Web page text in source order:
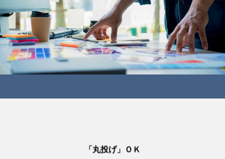
「丸投げ」ＯＫ